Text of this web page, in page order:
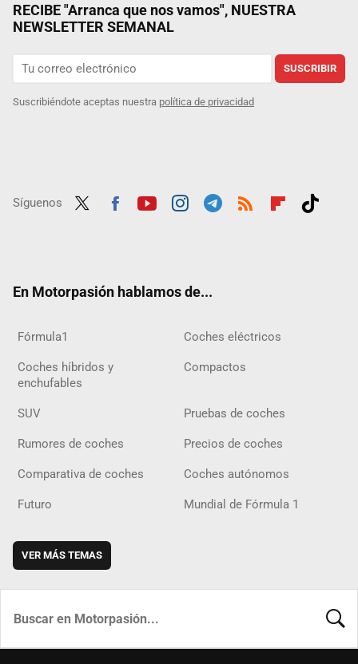
RECIBE "Arranca que nos vamos", NUESTRA
NEWSLETTER SEMANAL
SUSCRIBIR
Suscribiéndote aceptas nuestra política de privacidad
Síguenos
En Motorpasión hablamos de...
Fórmula1 Coches eléctricos
Coches híbridos y
enchufables
Compactos
SUV Pruebas de coches
Rumores de coches Precios de coches
Comparativa de coches Coches autónomos
Futuro Mundial de Fórmula 1
VER MÁS TEMAS